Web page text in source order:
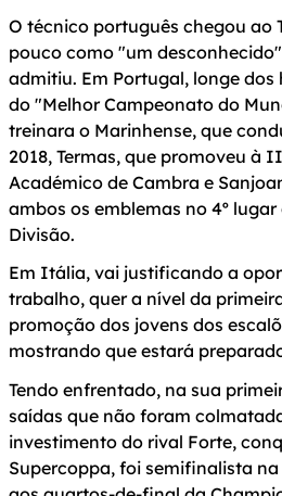
O técnico português chegou ao
pouco como "um
admitiu. Em Portugal, longe
do "Melhor Campeonato do
treinara o Marinhense, que
2018, Termas, que promoveu à
Académico de Cambra e
ambos os emblemas no 4º
Divisão.
Em Itália, vai justificando a
trabalho, quer a nível da
promoção dos jovens dos
mostrando que estará
Tendo enfrentado, na sua
saídas que não foram
investimento do rival Forte,
Supercoppa, foi semifinalista